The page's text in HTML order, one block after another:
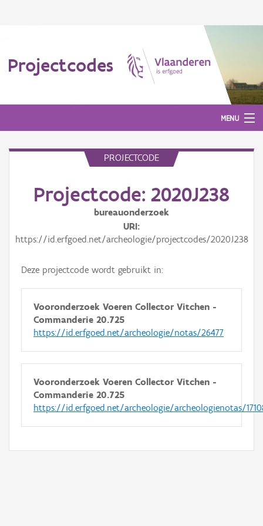
Projectcodes
MENU
PROJECTCODE
Projectcode: 2020J238
bureauonderzoek
URI
https://id.erfgoed.net/archeologie/projectcodes/2020J238
Deze projectcode wordt gebruikt in:
Vooronderzoek Voeren Collector Vitchen -
Commanderie 20.725
https://id.erfgoed.net/archeologie/notas/26477
Vooronderzoek Voeren Collector Vitchen -
Commanderie 20.725
https://id.erfgoed.net/archeologie/archeologienotas/